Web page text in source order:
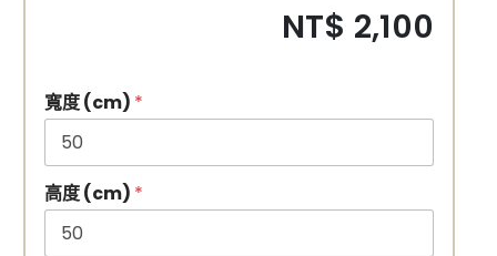
NT$ 2,100
寬度 (cm) *
高度 (cm) *